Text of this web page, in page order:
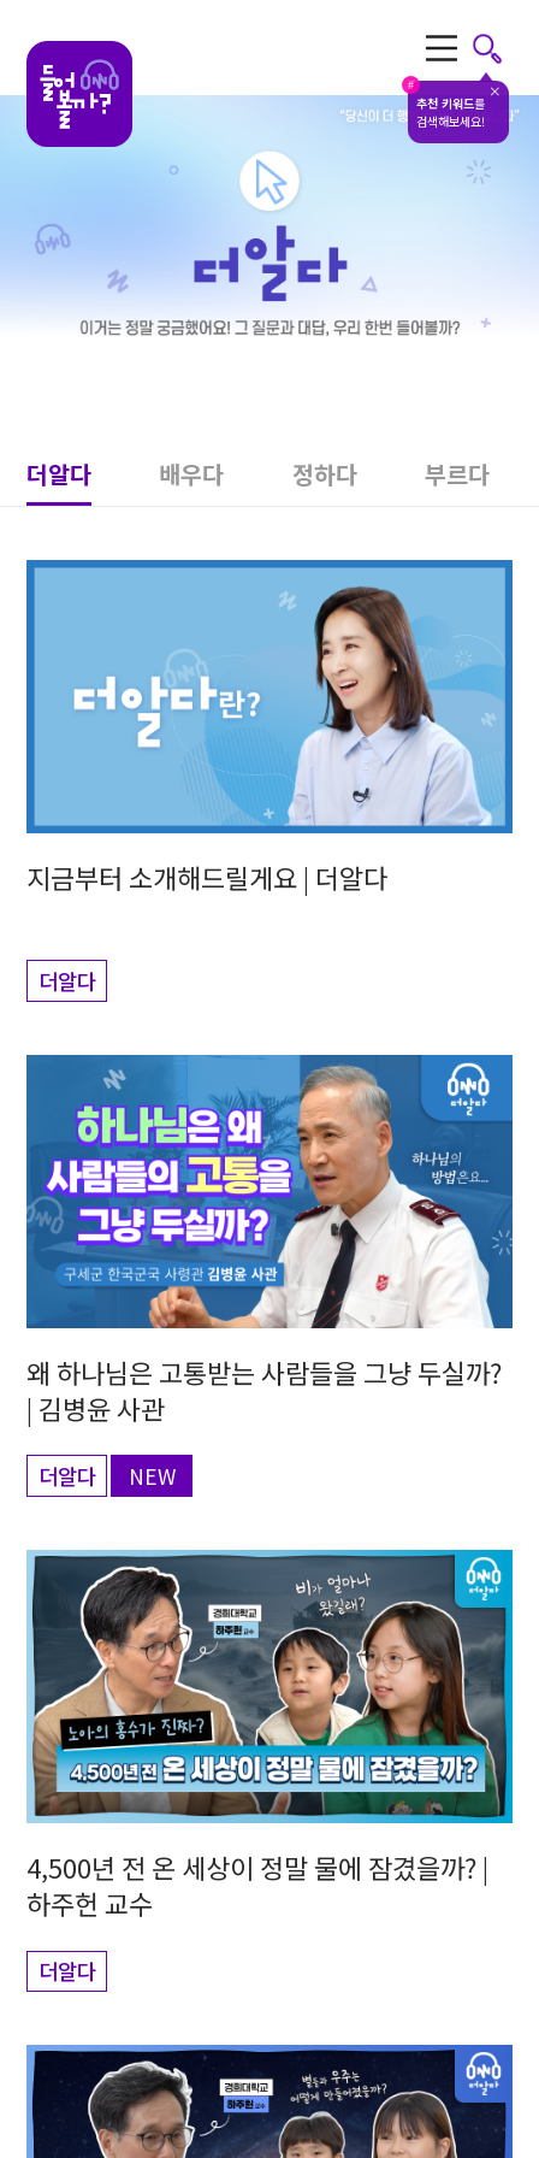
#
추천 키워드를
검색해보세요!
더알다 배우다 정하다 부르다
지금부터 소개해드릴게요 | 더알다
더알다
왜 하나님은 고통받는 사람들을 그냥 두실까?
| 김병윤 사관
더알다 NEW
4,500년 전 온 세상이 정말 물에 잠겼을까? |
하주헌 교수
더알다